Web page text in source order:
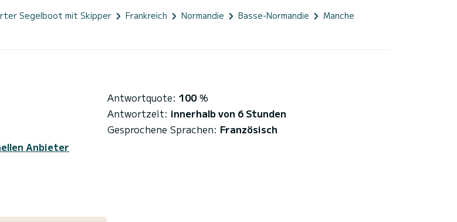
Segelboot mit Skipper Frankreich Normandie Basse-Normandie
Manche
Anbieter
Antwortquote: 100%
Antwortzeit: innerhalb von 6 Stunden
Gesprochene Sprachen: Französisch